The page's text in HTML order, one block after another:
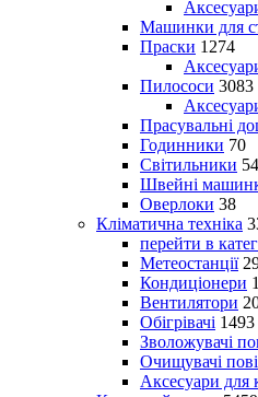
Машинки для
Праски 1274
Пилососи 3083
Прасувальні
Годинники 70
Світильники 54
Швейні
Оверлоки 38
Кліматична техніка
перейти в
Метеостанції
Кондиціонери
Вентилятори
Обігрівачі 1493
Зволожувачі
Очищувачі
Аксесуари для